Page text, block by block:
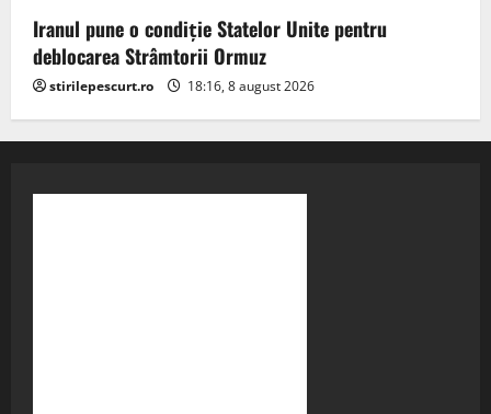
Iranul pune o condiție Statelor Unite pentru
deblocarea Strâmtorii Ormuz
stirilepescurt.ro 18:16, 8 august 2026